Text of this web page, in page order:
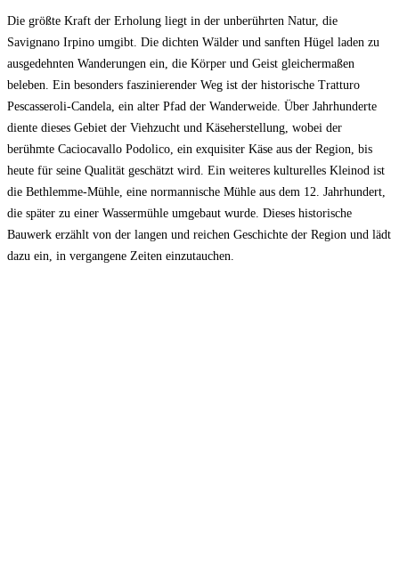
Die größte Kraft der Erholung liegt in der unberührten Natur, die
Savignano Irpino umgibt. Die dichten Wälder und sanften Hügel laden zu
ausgedehnten Wanderungen ein, die Körper und Geist gleichermaßen
beleben. Ein besonders faszinierender Weg ist der historische Tratturo
Pescasseroli-Candela, ein alter Pfad der Wanderweide. Über Jahrhunderte
diente dieses Gebiet der Viehzucht und Käseherstellung, wobei der
berühmte Caciocavallo Podolico, ein exquisiter Käse aus der Region, bis
heute für seine Qualität geschätzt wird. Ein weiteres kulturelles Kleinod ist
die Bethlemme-Mühle, eine normannische Mühle aus dem 12. Jahrhundert,
die später zu einer Wassermühle umgebaut wurde. Dieses historische
Bauwerk erzählt von der langen und reichen Geschichte der Region und lädt
dazu ein, in vergangene Zeiten einzutauchen.